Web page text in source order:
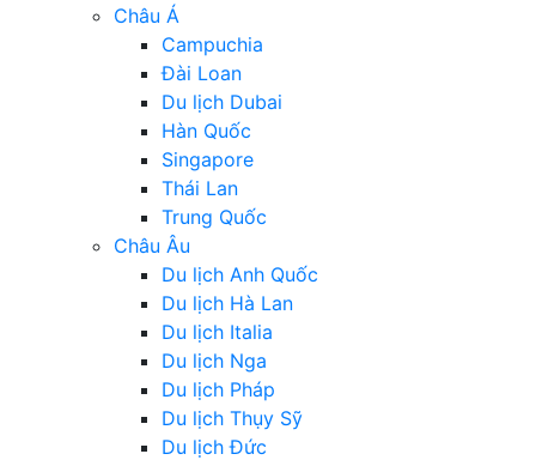
Châu Á
Campuchia
Đài Loan
Du lịch Dubai
Hàn Quốc
Singapore
Thái Lan
Trung Quốc
Châu Âu
Du lịch Anh Quốc
Du lịch Hà Lan
Du lịch Italia
Du lịch Nga
Du lịch Pháp
Du lịch Thụy Sỹ
Du lịch Đức